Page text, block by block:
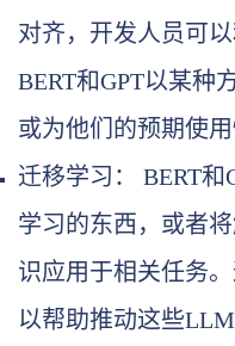
对齐，开发人员可
BERT和GPT以某种
或为他们的预期使
迁移学习： BERT
学习的东西，或者
识应用于相关任务
以帮助推动这些